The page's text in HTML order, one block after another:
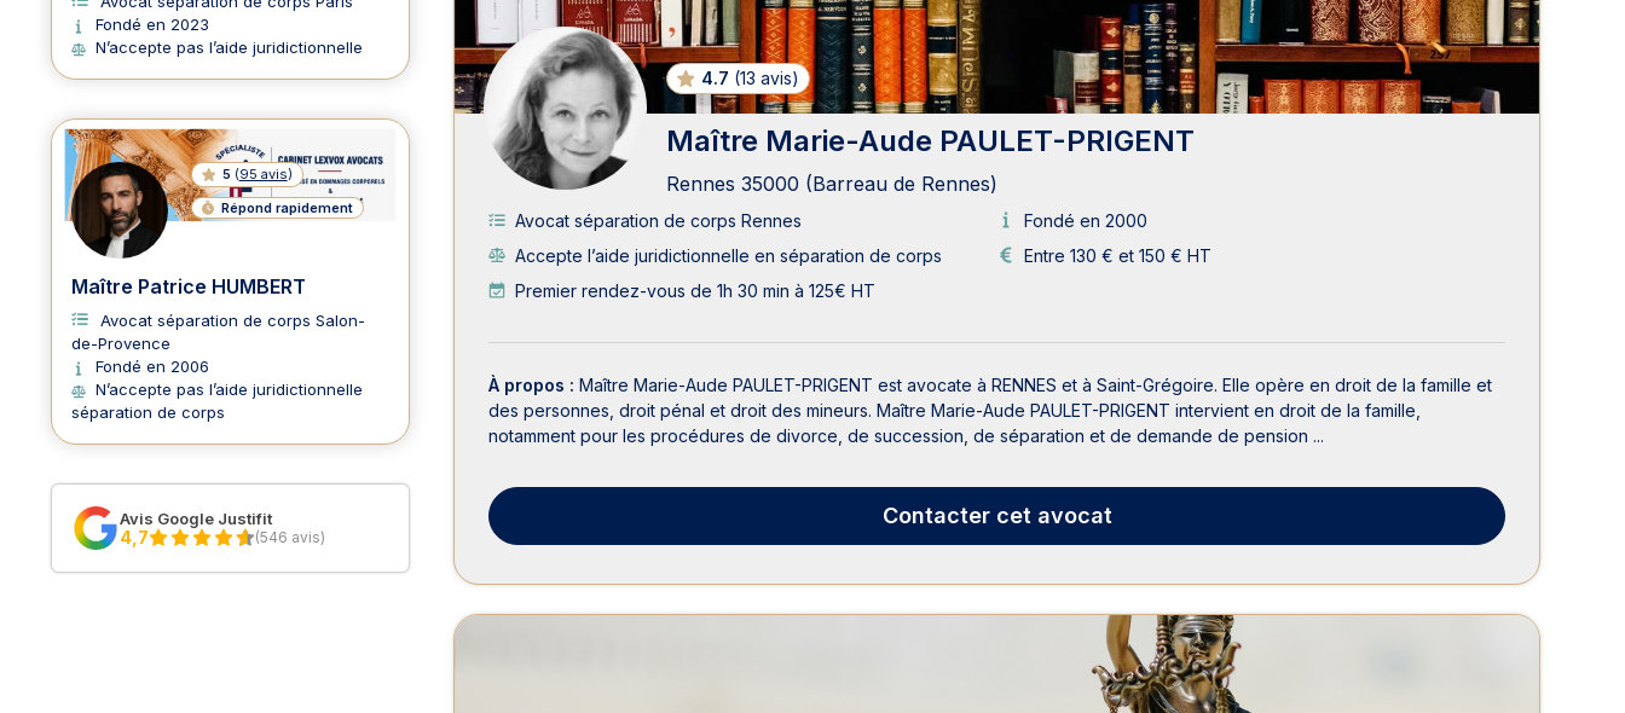
4.7 (13 avis)
Maître Marie-Aude PAULET-PRIGENT
Rennes 35000 (Barreau de Rennes)
Avocat séparation de corps Rennes
Fondé en 2000
Accepte l’aide juridictionnelle en séparation de corps
Entre 130 € et 150 € HT
Premier rendez-vous de 1h 30 min à 125€ HT
À propos : Maître Marie-Aude PAULET-PRIGENT est avocate à RENNES et à Saint-Grégoire. Elle opère en droit de la famille et
des personnes, droit pénal et droit des mineurs. Maître Marie-Aude PAULET-PRIGENT intervient en droit de la famille,
notamment pour les procédures de divorce, de succession, de séparation et de demande de pension ...
Contactercet avocat
Fondé en 2023
N’accepte pas l’aide juridictionnelle
5 (95 avis)
Répond rapidement
Maître Patrice HUMBERT
Avocat séparation de corps Salon-
de-Provence
Fondé en 2006
N’accepte pas l’aide juridictionnelle
séparation de corps
Avis Google Justifit
4,7 (546 avis)